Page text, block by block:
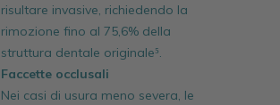
risultare invasive, richiedendo la
rimozione fino al 75,6% della
struttura dentale originale⁵.
Faccette occlusali
Nei casi di usura meno severa, le